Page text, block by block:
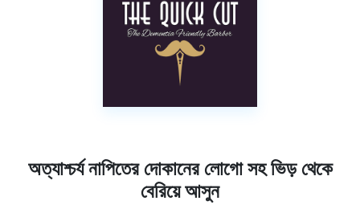
অত্যাশ্চর্য নাপিতের দোকানের লোগো সহ ভিড় থেকে
বেরিয়ে আসুন